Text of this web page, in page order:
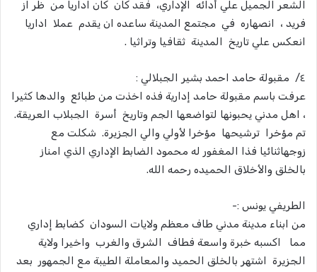
الشعر الجميل علي أدائه الإداري، فقد كان كان اداريا من ظر از
فريد ، انصهاره في مجتمع المدينة ساعده ان يقدم عملا اداريا
انعكس علي تاريخ المدينة ثقافيا وتراثيا .
٤/ مقبولة حامد احمد بشير الجبلالي :
عرفت باسم مقبولة حامد إدارية فذه اخذت من طبائع والدها كثيرا
، اهل مدني يحبونها لتواضعها الجم وتاريخ أسرة الجبلاب العريقة.
تم مؤخرا ترشيحها مؤخرا لأولي والي الجزيرة. شكلت مع
زوجهاثنائيا فذا المغفور له محمود الضابط الإداري الذي امناز
بالخلق والأخلاق الحميده رحمه الله.
الطريفي يونس :-
من ابناء مدينة مدني طاف معظم ولايات السودان كضابط إداري
مما اكسبه خبرة واسعة فطاف الشرق والغرب واخيرا ولاية
الجزيرة اشتهر بالخلق الحميد والمعاملة الطيبة مع الجمهور بعد